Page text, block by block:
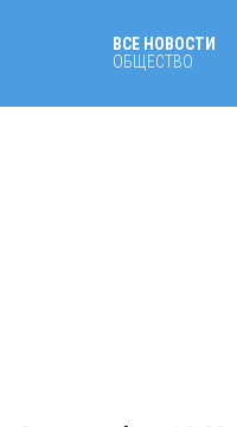
ВСЕ НОВОСТИ
ОБЩЕСТВО